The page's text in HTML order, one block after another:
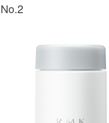
No.2